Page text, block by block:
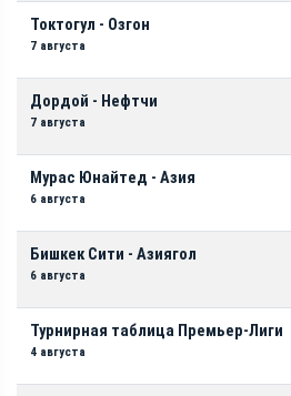
Токтогул - Озгон
7 августа
Дордой - Нефтчи
7 августа
Мурас Юнайтед - Азия
6 августа
Бишкек Сити - Азиягол
6 августа
Турнирная таблица Премьер-Лиги
4 августа